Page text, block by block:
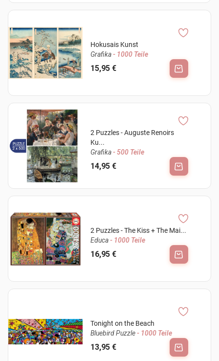
Hokusais Kunst
Grafika- 1000 Teile
15,95 €
2 Puzzles - Auguste Renoirs
Ku...
Grafika- 500 Teile
14,95 €
2 Puzzles - The Kiss + The Mai...
Educa- 1000 Teile
16,95 €
Tonight on the Beach
Bluebird Puzzle- 1000 Teile
13,95 €